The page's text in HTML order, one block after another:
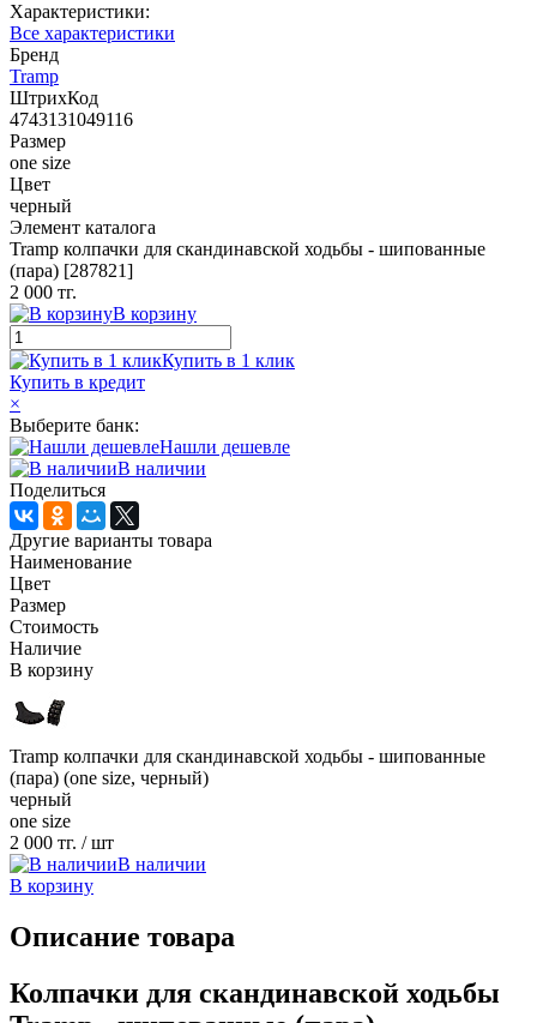
Характеристики:
Все характеристики
Бренд
Tramp
ШтрихКод
4743131049116
Размер
one size
Цвет
черный
Элемент каталога
Tramp колпачки для скандинавской ходьбы - шипованные
(пара) [287821]
2 000 тг.
В корзину
Купить в 1 клик
Купить в кредит
×
Выберите банк:
Нашли дешевле
В наличии
Поделиться
Другие варианты товара
Наименование
Цвет
Размер
Стоимость
Наличие
В корзину
Tramp колпачки для скандинавской ходьбы - шипованные
(пара) (one size, черный)
черный
one size
2 000 тг. / шт
В наличии
В корзину
Описание товара
Колпачки для скандинавской ходьбы